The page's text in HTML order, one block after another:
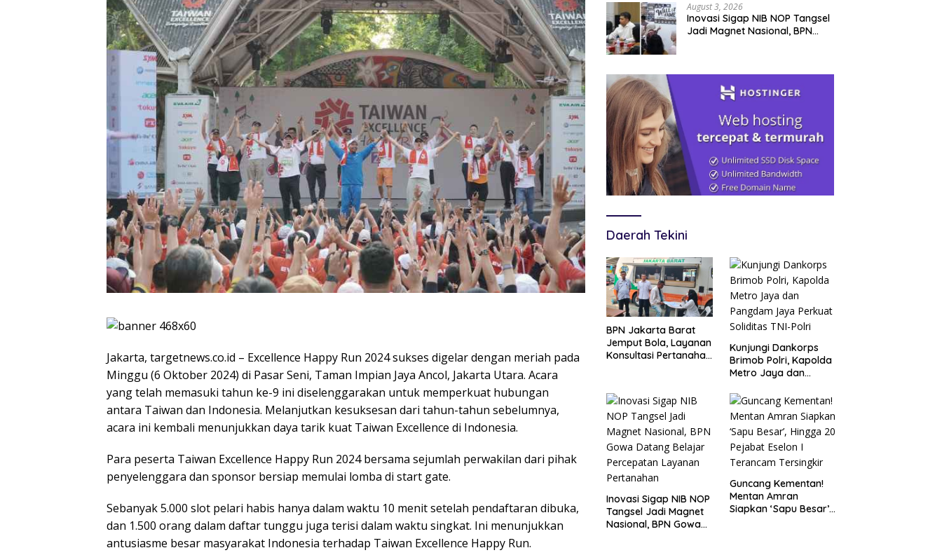
Jakarta, targetnews.co.id – Excellence Happy Run 2024 sukses digelar dengan meriah pada
Minggu (6 Oktober 2024) di Pasar Seni, Taman Impian Jaya Ancol, Jakarta Utara. Acara
yang telah memasuki tahun ke-9 ini diselenggarakan untuk memperkuat hubungan
antara Taiwan dan Indonesia. Melanjutkan kesuksesan dari tahun-tahun sebelumnya,
acara ini kembali menunjukkan daya tarik kuat Taiwan Excellence di Indonesia.
Para peserta Taiwan Excellence Happy Run 2024 bersama sejumlah perwakilan dari pihak
penyelenggara dan sponsor bersiap memulai lomba di start gate.
Sebanyak 5.000 slot pelari habis hanya dalam waktu 10 menit setelah pendaftaran dibuka,
dan 1.500 orang dalam daftar tunggu juga terisi dalam waktu singkat. Ini menunjukkan
antusiasme besar masyarakat Indonesia terhadap Taiwan Excellence Happy Run.
August 3, 2026
Inovasi Sigap NIB NOP Tangsel
Jadi Magnet Nasional, BPN
Daerah Tekini
BPN Jakarta Barat
Jemput Bola, Layanan
Konsultasi Pertanahan
Kunjungi Dankorps
Brimob Polri, Kapolda
Metro Jaya dan
Perkuat Soliditas TNI-
Polri
Inovasi Sigap NIB NOP
Tangsel Jadi Magnet
Nasional, BPN Gowa
Guncang Kementan!
Mentan Amran
Siapkan ‘Sapu Besar’,